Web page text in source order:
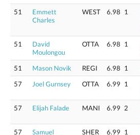
51
Emmett
Charles
WEST 6.98 1
51
David
Moulongou
OTTA 6.98 1
51
Mason Novik REGI 6.98 1
57
Joel Gurnsey OTTA 6.99 1
57
Elijah Falade MANI 6.99 2
57
Samuel
SHER 6.99 1